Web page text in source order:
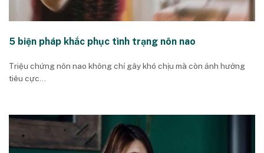
5 biện pháp khắc phục tình trạng nôn nao
Triệu chứng nôn nao không chỉ gây khó chịu mà còn ảnh hưởng
tiêu cực...